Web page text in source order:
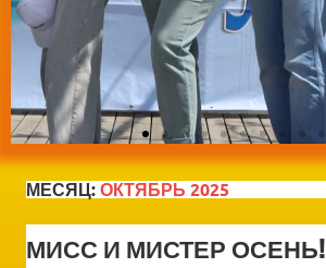
МЕСЯЦ:ОКТЯБРЬ 2025
МИСС И МИСТЕР ОСЕНЬ!